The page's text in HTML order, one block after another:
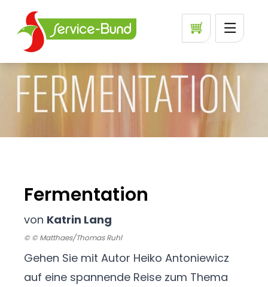
Fermentation
von Katrin Lang
© © Matthaes/Thomas Ruhl
Gehen Sie mit Autor Heiko Antoniewicz
auf eine spannende Reise zum Thema